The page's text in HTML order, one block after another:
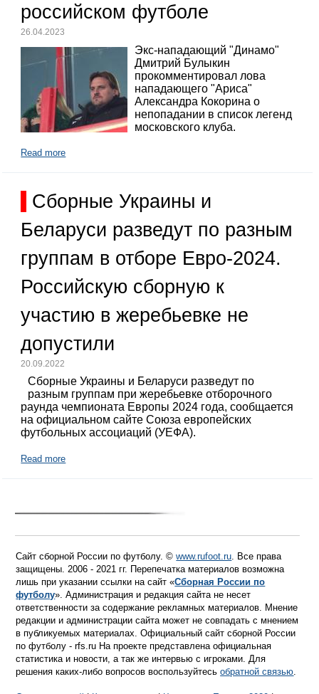
российском футболе
26.04.2023
Экс-нападающий "Динамо"
Дмитрий Булыкин
прокомментировал лова
нападающего "Ариса"
Александра Кокорина о
непопадании в список легенд
московского клуба.
Read more
Сборные Украины и
Беларуси разведут по разным
группам в отборе Евро-2024.
Российскую сборную к
участию в жеребьевке не
допустили
20.09.2022
Сборные Украины и Беларуси разведут по
разным группам при жеребьевке отборочного
раунда чемпионата Европы 2024 года, сообщается
на официальном сайте Союза европейских
футбольных ассоциаций (УЕФА).
Read more
Сайт сборной России по футболу. ©www.rufoot.ru. Все права
защищены. 2006 - 2021 гг. Перепечатка материалов возможна
лишь при указании ссылки на сайт «Сборная России по
футболу». Администрация и редакция сайта не несет
ответственности за содержание рекламных материалов. Мнение
редакции и администрации сайта может не совпадать с мнением
в публикуемых материалах. Официальный сайт сборной России
по футболу - rfs.ru На проекте представлена официальная
статистика и новости, а так же интервью с игроками. Для
решения каких-либо вопросов воспользуйтесьобратной связью.